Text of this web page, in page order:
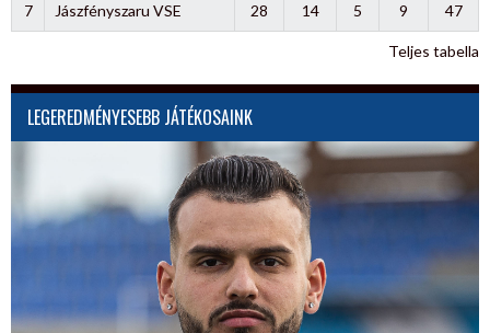
7 Jászfényszaru VSE 28 14 5 9 47
Teljes tabella
LEGEREDMÉNYESEBB JÁTÉKOSAINK